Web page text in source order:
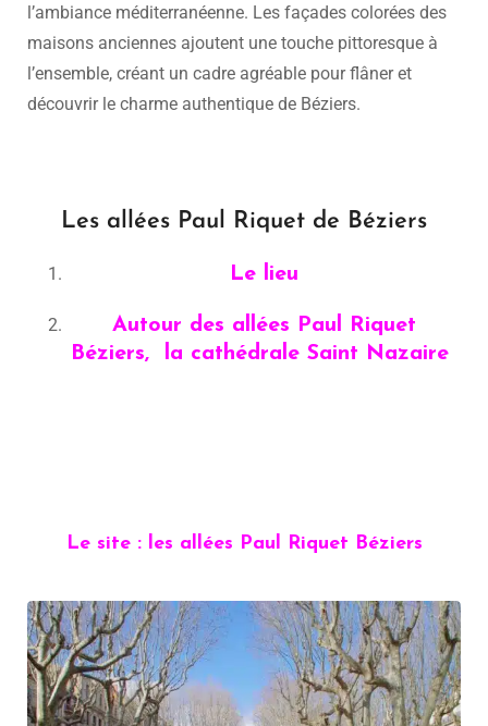
l’ambiance méditerranéenne. Les façades colorées des
maisons anciennes ajoutent une touche pittoresque à
l’ensemble, créant un cadre agréable pour flâner et
découvrir le charme authentique de Béziers.
Les allées Paul Riquet de Béziers
Le lieu
Autour des allées Paul Riquet
Béziers, la cathédrale Saint Nazaire
Le site : les allées Paul Riquet Béziers